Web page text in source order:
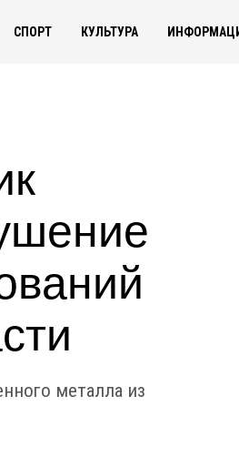
СПОРТ КУЛЬТУРА
металла из